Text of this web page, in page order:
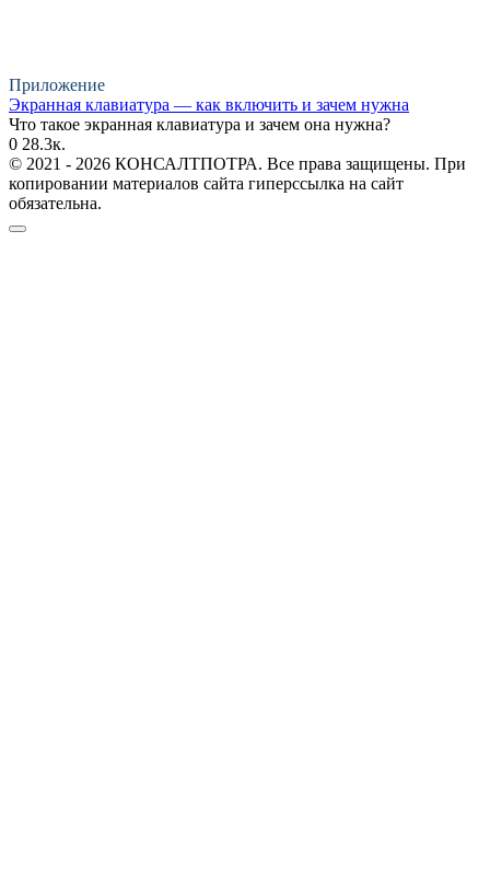
Приложение
Экранная клавиатура — как включить и зачем нужна
Что такое экранная клавиатура и зачем она нужна?
0 28.3к.
© 2021 - 2026 КОНСАЛТПОТРА. Все права защищены. При
копировании материалов сайта гиперссылка на сайт
обязательна.